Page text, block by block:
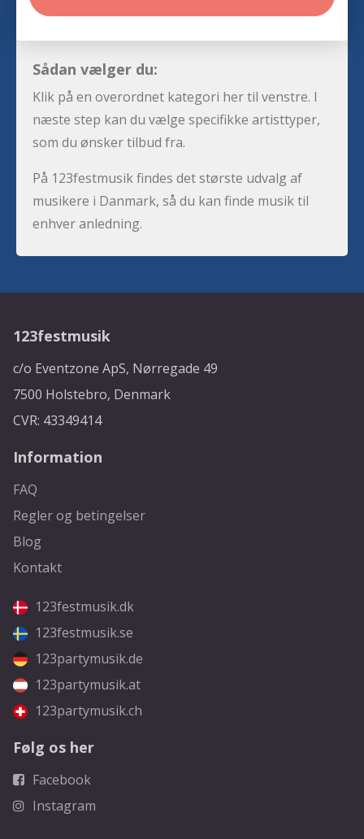
Sådan vælger du:
Klik på en overordnet kategori her til venstre. I
næste step kan du vælge specifikke artisttyper,
som du ønsker tilbud fra.
På 123festmusik findes det største udvalg af
musikere i Danmark, så du kan finde musik til
enhver anledning.
123festmusik
c/o Eventzone ApS, Nørregade 49
7500 Holstebro, Denmark
CVR: 43349414
Information
FAQ
Regler og betingelser
Blog
Kontakt
123festmusik.dk
123festmusik.se
123partymusik.de
123partymusik.at
123partymusik.ch
Følg os her
Facebook
Instagram